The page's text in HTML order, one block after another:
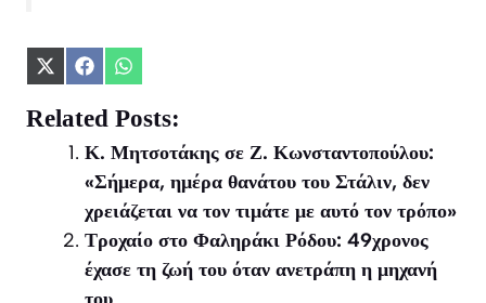
Share
X
(Twitter)
Share
Facebook
Share
WhatsApp
Related Posts:
Κ. Μητσοτάκης σε Ζ. Κωνσταντοπούλου:
«Σήμερα, ημέρα θανάτου του Στάλιν, δεν
χρειάζεται να τον τιμάτε με αυτό τον τρόπο»
Τροχαίο στο Φαληράκι Ρόδου: 49χρονος
έχασε τη ζωή του όταν ανετράπη η μηχανή